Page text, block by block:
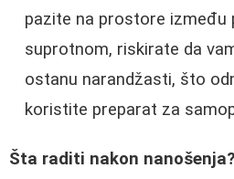
pazite na prostore između
suprotnom, riskirate da
ostanu narandžasti, što
koristite preparat za
Šta raditi nakon